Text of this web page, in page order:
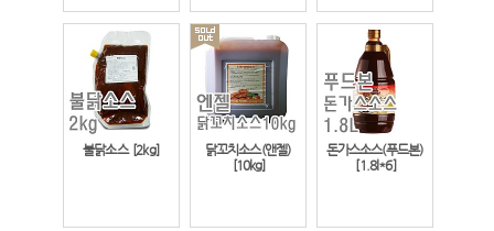
불닭소스[2kg]
닭꼬치소스(앤젤)
[10kg]
돈가스소스(푸드본)
[1.8l*6]